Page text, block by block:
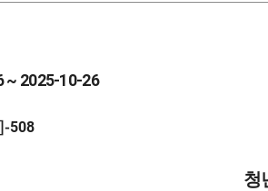
~ 2025-10-26
]-508
청